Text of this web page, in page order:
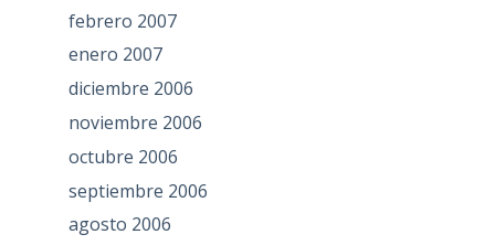
febrero 2007
enero 2007
diciembre 2006
noviembre 2006
octubre 2006
septiembre 2006
agosto 2006